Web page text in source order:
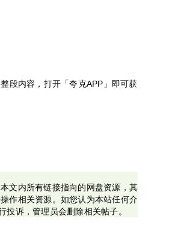
段内容，打开「夸克APP」即可获
文内所有链接指向的网盘资源，其
作相关资源。如您认为本站任何介
诉，管理员会删除相关帖子。